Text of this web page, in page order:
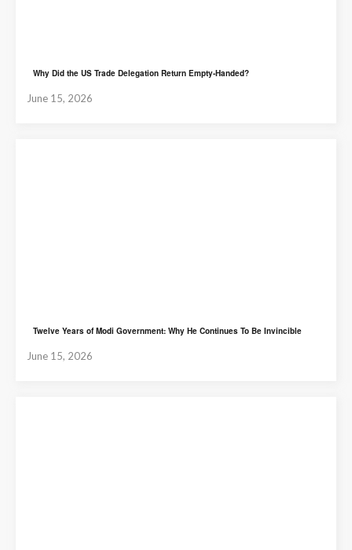
Why Did the US Trade Delegation Return Empty-Handed?
June 15, 2026
Twelve Years of Modi Government: Why He Continues To Be Invincible
June 15, 2026